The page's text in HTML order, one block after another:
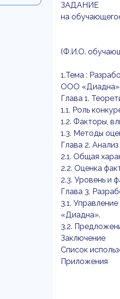
ЗАДАНИЕ
на
(Ф.И.О.
1.Тема :
ООО «Диадна»)
Глава 1.
1.1. Роль
1.2. Факторы,
1.3. Методы
Глава 2.
2.1. Общая
2.2. Оценка
2.3. Уровень и
Глава 3.
3.1.
«Диадна».
3.2.
Заключение
Список
Приложения